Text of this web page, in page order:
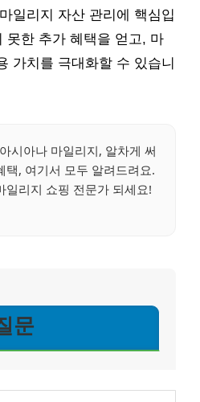
일리지 자산 관리에 핵심입
못한 추가 혜택을 얻고, 마
가치를 극대화할 수 있습니
아시아나 마일리지, 알차게 써
택, 여기서 모두 알려드려요.
일리지 쇼핑 전문가 되세요!
문